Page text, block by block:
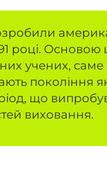
році. Основою
учених, саме
покоління
що
виховання.